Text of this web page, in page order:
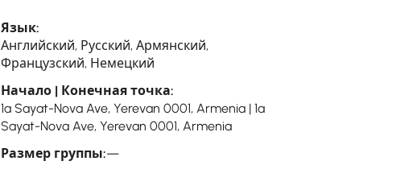
Язык:
Английский, Русский, Армянский,
Французский, Немецкий
Начало | Конечная точка:
1a Sayat-Nova Ave, Yerevan 0001, Armenia | 1a
Sayat-Nova Ave, Yerevan 0001, Armenia
Размер группы:—